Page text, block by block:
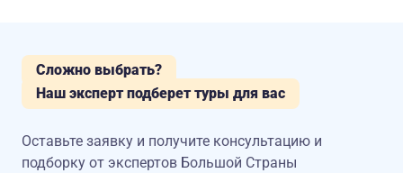
Сложно выбрать?
Наш эксперт подберет туры для вас
Оставьте заявку и получите консультацию и
подборку от экспертов Большой Страны